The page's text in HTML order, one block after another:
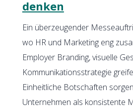
denken
Ein überzeugender
wo HR und Marketing eng
Employer Branding, visuelle
Kommunikationsstrategie
Einheitliche Botschaften
Unternehmen als konsistente